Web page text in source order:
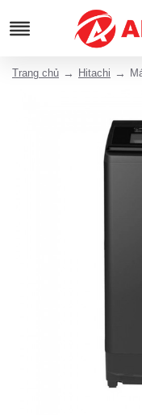
Trang chủ Hitachi